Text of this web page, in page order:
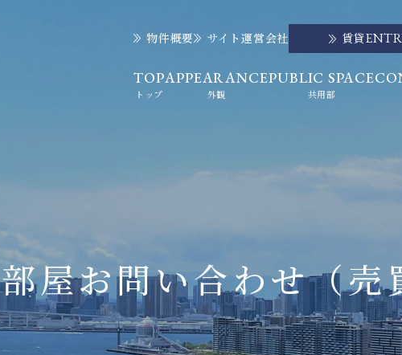
物件概要 サイト運営会社 賃貸
TOP
トップ
APPEARANCE
外観
PUBLIC SPACE
共用部
部屋お問い合わせ（売